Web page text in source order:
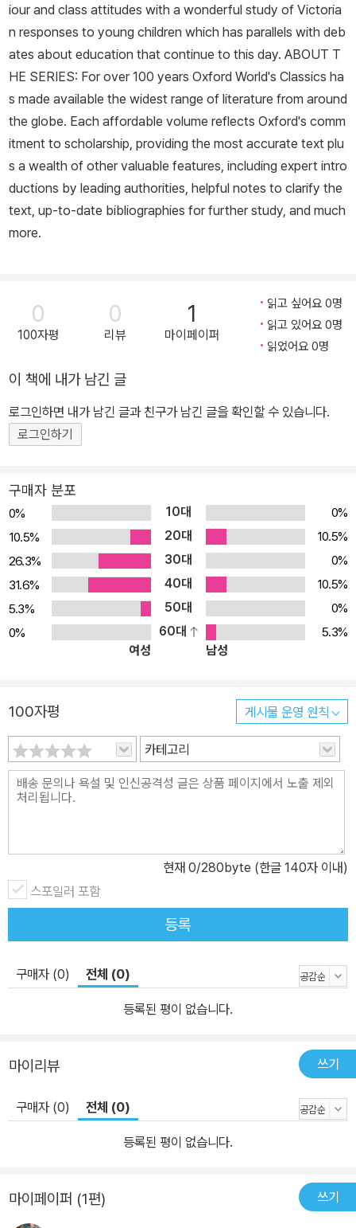
iour and class attitudes with a wonderful study of Victoria
n responses to young children which has parallels with deb
ates about education that continue to this day. ABOUT T
HE SERIES: For over 100 years Oxford World's Classics ha
s made available the widest range of literature from around
the globe. Each affordable volume reflects Oxford's comm
itment to scholarship, providing the most accurate text plu
s a wealth of other valuable features, including expert intro
ductions by leading authorities, helpful notes to clarify the
text, up-to-date bibliographies for further study, and much
more.
0
100자평
0
리뷰
1
마이페이퍼
읽고 싶어요 0명
읽고 있어요 0명
읽었어요 0명
이 책에 내가 남긴 글
로그인하면 내가 남긴 글과 친구가 남긴 글을 확인할 수 있습니다.
로그인하기
구매자 분포
0% 10대
0%
10.5%
20대
10.5%
26.3%
30대
0%
31.6%
40대
10.5%
5.3%
50대
0%
0%
60대
5.3%
여성
남성
100자평 게시물 운영 원칙
카테고리
현재 0/280byte (한글 140자 이내)
스포일러 포함
등록
구매자 (0) 전체 (0)
등록된 평이 없습니다.
마이리뷰 쓰기
구매자 (0) 전체 (0)
등록된 평이 없습니다.
마이페이퍼 (1편) 쓰기